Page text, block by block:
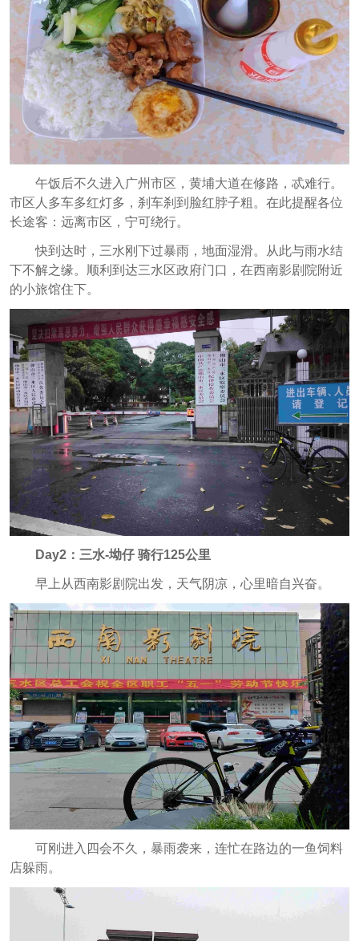
午饭后不久进入广州市区，黄埔大道在修路，忒难行。
市区人多车多红灯多，刹车刹到脸红脖子粗。在此提醒各位
长途客：远离市区，宁可绕行。
快到达时，三水刚下过暴雨，地面湿滑。从此与雨水结
下不解之缘。顺利到达三水区政府门口，在西南影剧院附近
的小旅馆住下。
Day2：三水-坳仔 骑行125公里
早上从西南影剧院出发，天气阴凉，心里暗自兴奋。
可刚进入四会不久，暴雨袭来，连忙在路边的一鱼饲料
店躲雨。